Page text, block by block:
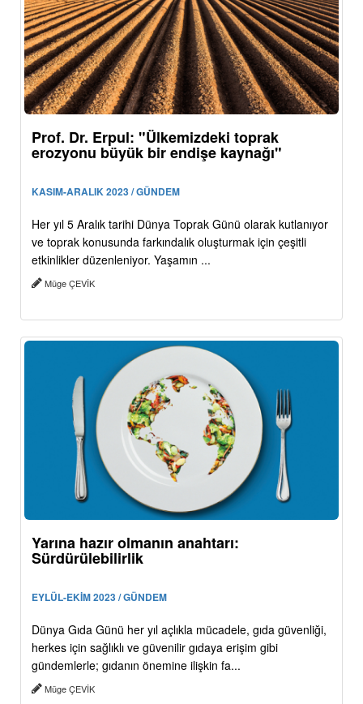
Prof. Dr. Erpul: "Ülkemizdeki toprak
erozyonu büyük bir endişe kaynağı"
KASIM-ARALIK 2023 / GÜNDEM
Her yıl 5 Aralık tarihi Dünya Toprak Günü olarak kutlanıyor
ve toprak konusunda farkındalık oluşturmak için çeşitli
etkinlikler düzenleniyor. Yaşamın ...
Müge ÇEVİK
Yarına hazır olmanın anahtarı:
Sürdürülebilirlik
EYLÜL-EKİM 2023 / GÜNDEM
Dünya Gıda Günü her yıl açlıkla mücadele, gıda güvenliği,
herkes için sağlıklı ve güvenilir gıdaya erişim gibi
gündemlerle; gıdanın önemine ilişkin fa...
Müge ÇEVİK